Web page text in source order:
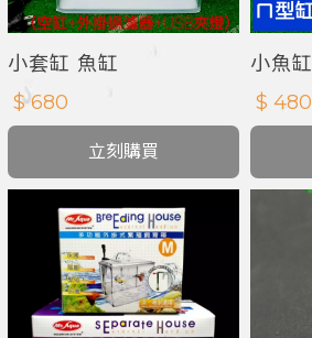
小套缸 魚缸
$ 680
立刻購買
小魚缸
$ 480